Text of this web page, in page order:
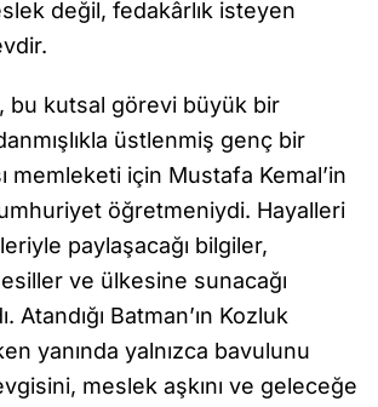
değil, fedakârlık isteyen
bu kutsal görevi büyük bir
üstlenmiş genç bir
memleketi için Mustafa Kemal’in
öğretmeniydi. Hayalleri
paylaşacağı bilgiler,
ve ülkesine sunacağı
Atandığı Batman’ın Kozluk
yanında yalnızca bavulunu
meslek aşkını ve geleceğe